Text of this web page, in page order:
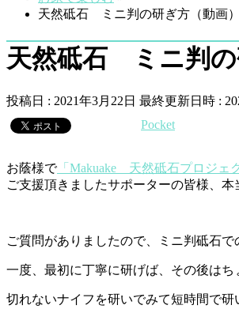
天然砥石 ミニ判の研ぎ方（動画）
天然砥石 ミニ判の
投稿日 : 2021年3月22日 最終更新日時 :
Pocket
お蔭様で「Makuake 天然砥石プロジェ
ご支援頂きましたサポーターの皆様、本
ご質問がありましたので、ミニ判砥石で
一度、最初に丁寧に研げば、その後は
切れないナイフを研いでみて短時間で研